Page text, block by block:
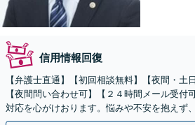
信用情報回復
【弁護士直通】【初回相談無料】【夜間・土
【夜間問い合わせ可】【２４時間メール受付可】 スピーディで丁
対応を心がけおります。悩みや不安を抱えず
い。